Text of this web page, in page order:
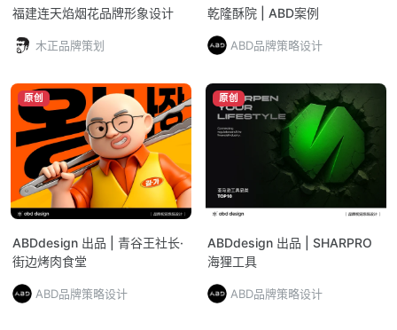
福建连天焰烟花品牌形象设计
木正品牌策划
乾隆酥院 | ABD案例
ABD品牌策略设计
原创
ABDdesign 出品 | 青谷王社长·
街边烤肉食堂
ABD品牌策略设计
原创
ABDdesign 出品 | SHARPRO
海狸工具
ABD品牌策略设计